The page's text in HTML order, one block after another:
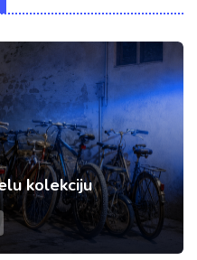
kolekciju